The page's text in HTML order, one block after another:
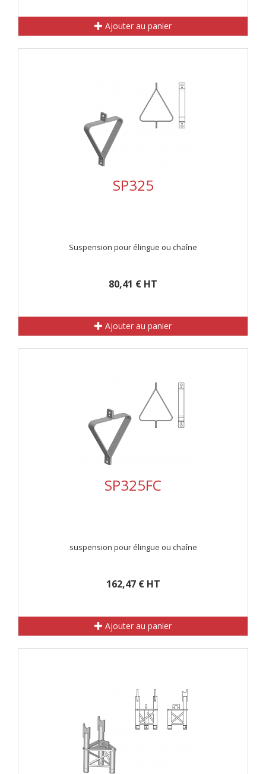
Ajouter au panier
SP325
Suspension pour élingue ou chaîne
80,41 € HT
Ajouter au panier
SP325FC
suspension pour élingue ou chaîne
162,47 € HT
Ajouter au panier